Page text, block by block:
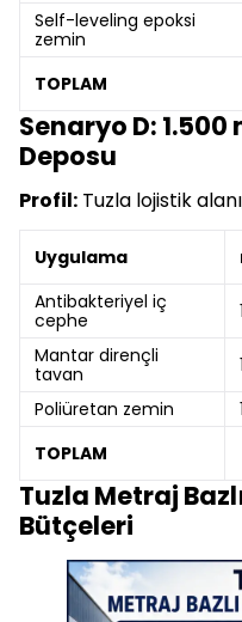
Self-leveling epoksi
zemin
TOPLAM
Senaryo D: 1.500
Deposu
Profil: Tuzla lojistik
Uygulama
Antibakteriyel iç
cephe
Mantar dirençli
tavan
Poliüretan zemin
TOPLAM
Tuzla Metraj
Bütçeleri